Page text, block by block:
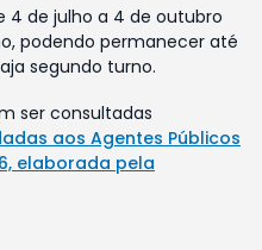
4 de julho a 4 de outubro
podendo permanecer até
segundo turno.
ser consultadas
aos Agentes Públicos
elaborada pela